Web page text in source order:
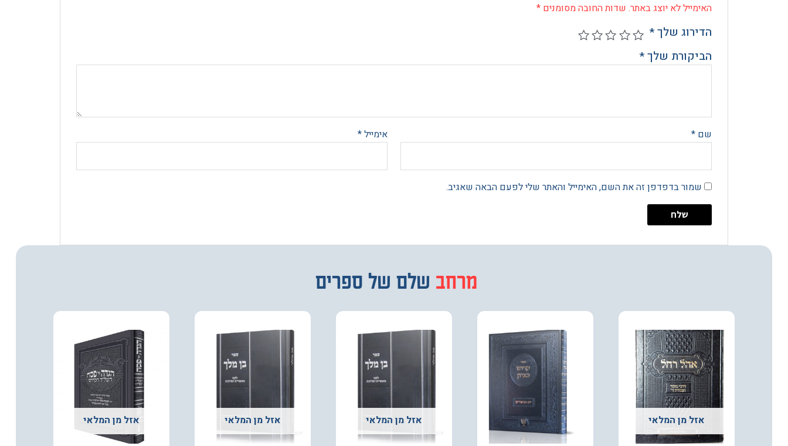
האימייל לא יוצג באתר. שדות החובה מסומנים *
הדירוג שלך*
הביקורת שלך*
שם * אימייל*
שמור בדפדפן זה את השם, האימייל והאתר שלי לפעם הבאה שאגיב.
מבחר שלם של ספרים
אזל מן המלאי אזל מן המלאי אזל מן המלאי אזל מן המלאי